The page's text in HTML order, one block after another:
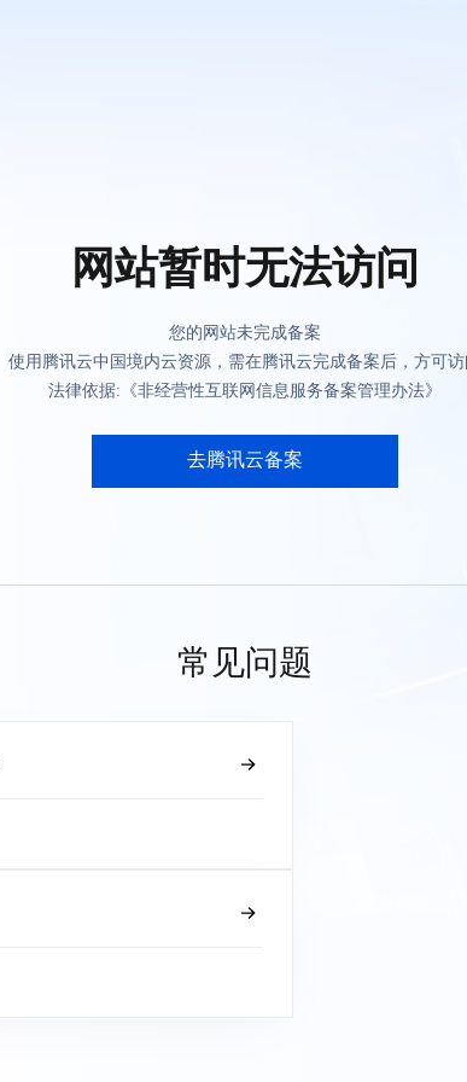
网站暂时无法访问
您的网站未完成备案
使用腾讯云中国境内云资源，需在腾讯云完成备案后，方可
法律依据:《非经营性互联网信息服务备案管理办法》
去腾讯云备案
常见问题